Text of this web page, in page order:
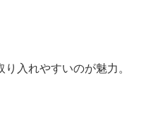
入れやすいのが魅力。